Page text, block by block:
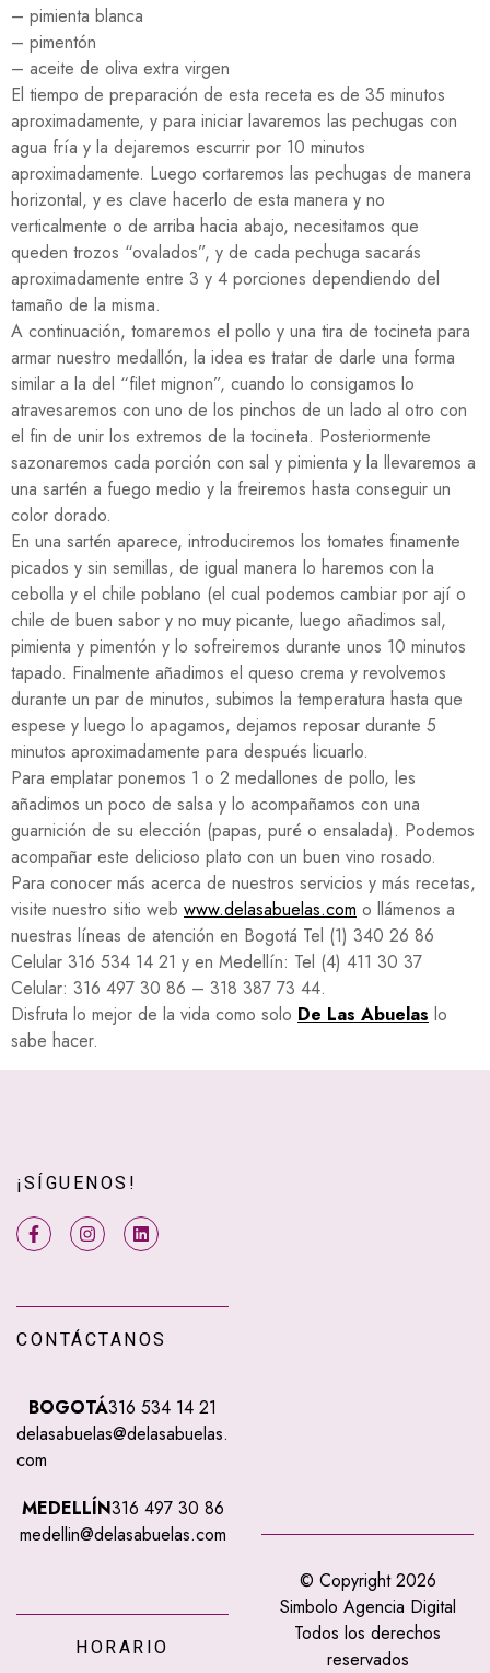
– pimienta blanca
– pimentón
– aceite de oliva extra virgen
El tiempo de preparación de esta receta es de 35 minutos
aproximadamente, y para iniciar lavaremos las pechugas con
agua fría y la dejaremos escurrir por 10 minutos
aproximadamente. Luego cortaremos las pechugas de manera
horizontal, y es clave hacerlo de esta manera y no
verticalmente o de arriba hacia abajo, necesitamos que
queden trozos “ovalados”, y de cada pechuga sacarás
aproximadamente entre 3 y 4 porciones dependiendo del
tamaño de la misma.
A continuación, tomaremos el pollo y una tira de tocineta para
armar nuestro medallón, la idea es tratar de darle una forma
similar a la del “filet mignon”, cuando lo consigamos lo
atravesaremos con uno de los pinchos de un lado al otro con
el fin de unir los extremos de la tocineta. Posteriormente
sazonaremos cada porción con sal y pimienta y la llevaremos a
una sartén a fuego medio y la freiremos hasta conseguir un
color dorado.
En una sartén aparece, introduciremos los tomates finamente
picados y sin semillas, de igual manera lo haremos con la
cebolla y el chile poblano (el cual podemos cambiar por ají o
chile de buen sabor y no muy picante, luego añadimos sal,
pimienta y pimentón y lo sofreiremos durante unos 10 minutos
tapado. Finalmente añadimos el queso crema y revolvemos
durante un par de minutos, subimos la temperatura hasta que
espese y luego lo apagamos, dejamos reposar durante 5
minutos aproximadamente para después licuarlo.
Para emplatar ponemos 1 o 2 medallones de pollo, les
añadimos un poco de salsa y lo acompañamos con una
guarnición de su elección (papas, puré o ensalada). Podemos
acompañar este delicioso plato con un buen vino rosado.
Para conocer más acerca de nuestros servicios y más recetas,
visite nuestro sitio web www.delasabuelas.com o llámenos a
nuestras líneas de atención en Bogotá Tel (1) 340 26 86
Celular 316 534 14 21 y en Medellín: Tel (4) 411 30 37
Celular: 316 497 30 86 – 318 387 73 44.
Disfruta lo mejor de la vida como solo De Las Abuelas lo
sabe hacer.
¡SÍGUENOS!
CONTÁCTANOS
BOGOTÁ316 534 14 21
delasabuelas@delasabuelas.
com
MEDELLÍN316 497 30 86
medellin@delasabuelas.com
HORARIO
© Copyright 2026
Simbolo Agencia Digital
Todos los derechos
reservados